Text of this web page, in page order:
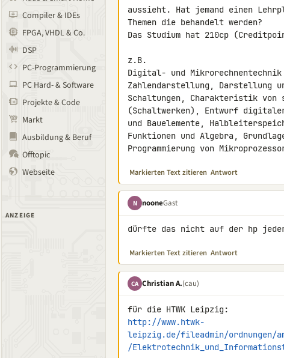
Compiler & IDEs
FPGA, VHDL & Co.
DSP
PC-Programmierung
PC Hard- & Software
Projekte & Code
Markt
Ausbildung & Beruf
Offtopic
Webseite
ANZEIGE
aussieht. Hat jemand einen
Themen die behandelt werden?
Das Studium hat 210cp
z.B.
Digital- und Mikrorechnentechnik
Zahlendarstellung, Darstellung
Schaltungen, Charakteristik von
(Schaltwerken), Entwurf
und Bauelemente,
Funktionen und Algebra,
Programmierung von
Markierten Text zitieren Antwort
N nooneGast
dürfte das nicht auf der hp
Markierten Text zitieren Antwort
CA Christian A.(cau)
http://www.htwk-
leipzig.de/fileadmin/ordnungen/
/